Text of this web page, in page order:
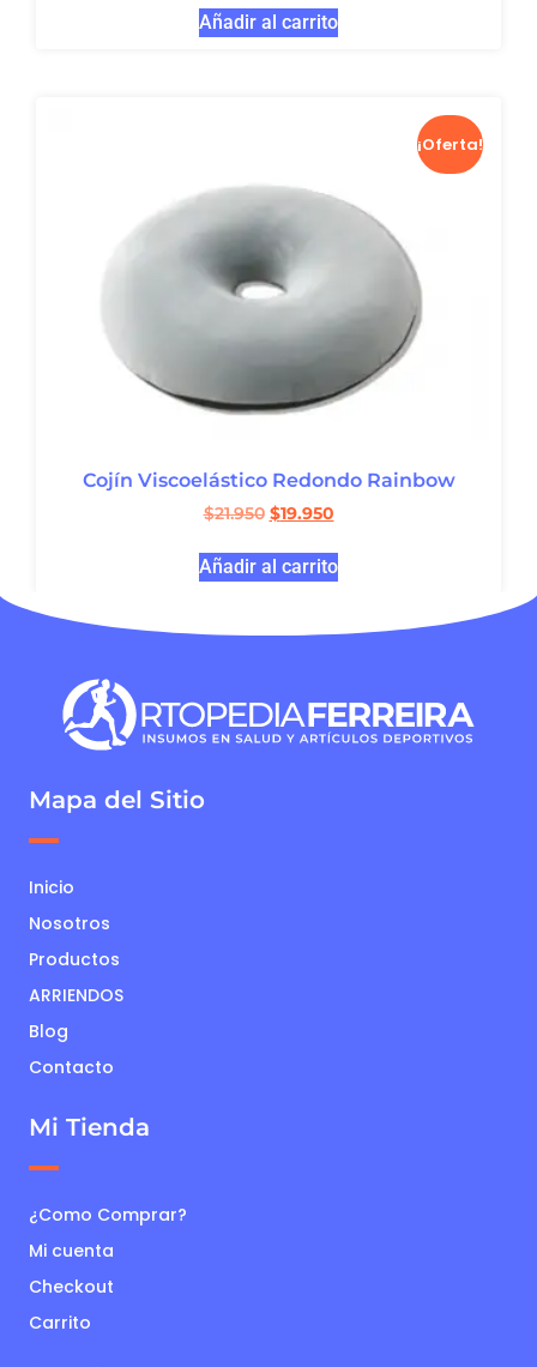
Añadir al carrito
¡Oferta!
Cojín Viscoelástico Redondo Rainbow
$21.950 $19.950
Añadir al carrito
Mapa del Sitio
Inicio
Nosotros
Productos
ARRIENDOS
Blog
Contacto
Mi Tienda
¿Como Comprar?
Mi cuenta
Checkout
Carrito